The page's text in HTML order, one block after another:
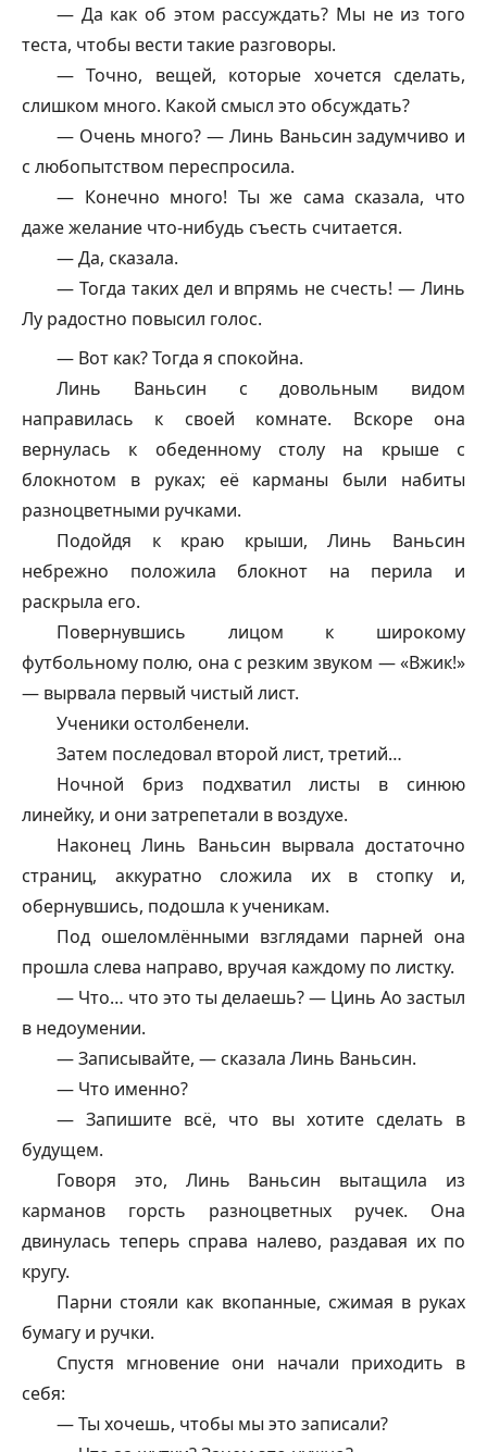
— Да как об этом рассуждать? Мы не из того
теста, чтобы вести такие разговоры.
— Точно, вещей, которые хочется сделать,
слишком много. Какой смысл это обсуждать?
— Очень много? — Линь Ваньсин задумчиво и
с любопытством переспросила.
— Конечно много! Ты же сама сказала, что
даже желание что-нибудь съесть считается.
— Да, сказала.
— Тогда таких дел и впрямь не счесть! — Линь
Лу радостно повысил голос.
— Вот как? Тогда я спокойна.
Линь Ваньсин с довольным видом
направилась к своей комнате. Вскоре она
вернулась к обеденному столу на крыше с
блокнотом в руках; её карманы были набиты
разноцветными ручками.
Подойдя к краю крыши, Линь Ваньсин
небрежно положила блокнот на перила и
раскрыла его.
Повернувшись лицом к широкому
футбольному полю, она с резким звуком — «Вжик!»
— вырвала первый чистый лист.
Ученики остолбенели.
Затем последовал второй лист, третий…
Ночной бриз подхватил листы в синюю
линейку, и они затрепетали в воздухе.
Наконец Линь Ваньсин вырвала достаточно
страниц, аккуратно сложила их в стопку и,
обернувшись, подошла к ученикам.
Под ошеломлёнными взглядами парней она
прошла слева направо, вручая каждому по листку.
— Что… что это ты делаешь? — Цинь Ао застыл
в недоумении.
— Записывайте, — сказала Линь Ваньсин.
— Что именно?
— Запишите всё, что вы хотите сделать в
будущем.
Говоря это, Линь Ваньсин вытащила из
карманов горсть разноцветных ручек. Она
двинулась теперь справа налево, раздавая их по
кругу.
Парни стояли как вкопанные, сжимая в руках
бумагу и ручки.
Спустя мгновение они начали приходить в
себя:
— Ты хочешь, чтобы мы это записали?